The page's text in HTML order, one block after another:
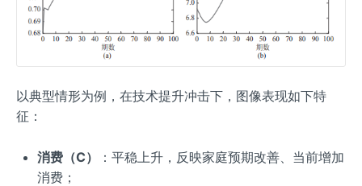
以典型情形为例，在技术提升冲击下，图像表现如下特
征：
消费（C）
：平稳上升，反映家庭预期改善、当前增加
消费；